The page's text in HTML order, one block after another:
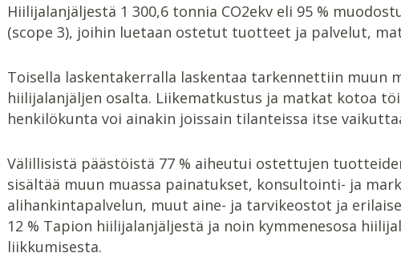
Hiilijalanjäljestä 1 300,6 tonnia CO2ekv eli 95 %
(scope 3), joihin luetaan ostetut tuotteet ja palvelut,
Toisella laskentakerralla laskentaa tarkennettiin muun
hiilijalanjäljen osalta. Liikematkustus ja matkat kotoa
henkilökunta voi ainakin joissain tilanteissa itse
Välillisistä päästöistä 77 % aiheutui ostettujen
sisältää muun muassa painatukset, konsultointi- ja
alihankintapalvelun, muut aine- ja tarvikeostot ja
12 % Tapion hiilijalanjäljestä ja noin kymmenesosa
liikkumisesta.